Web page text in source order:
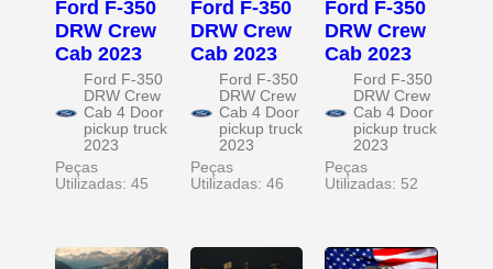
Ford F-350
DRW Crew
Cab 2023
Ford F-350
DRW Crew
Cab 4 Door
pickup truck
2023
Peças
Utilizadas: 45
Ford F-350
DRW Crew
Cab 2023
Ford F-350
DRW Crew
Cab 4 Door
pickup truck
2023
Peças
Utilizadas: 46
Ford F-350
DRW Crew
Cab 2023
Ford F-350
DRW Crew
Cab 4 Door
pickup truck
2023
Peças
Utilizadas: 52